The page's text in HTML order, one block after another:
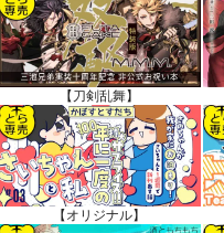
重要 おまとめサイクル「定
重要 「とらのあな×駿河屋日
重要 【2025/12/1より】「通
重要 個人情報保護方針の改
重要 ポイント付与・管理体
全てのお知らせを見る
【刀剣乱舞】
【オリジナル】